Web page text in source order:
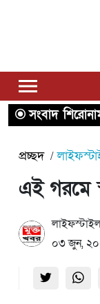
সংবাদ২ থেকে ৩
প্রচ্ছদ
এই গরমে
০৩ জুন,